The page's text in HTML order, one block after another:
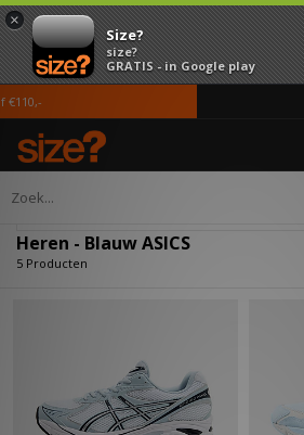
×
Size?
size?
GRATIS - in Google play
Home Heren
Heren - Blauw ASICS
5 Producten